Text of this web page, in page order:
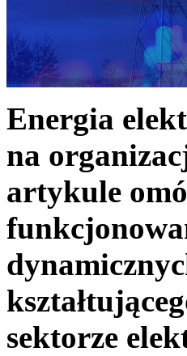
Energia
na
artykule
sektorze